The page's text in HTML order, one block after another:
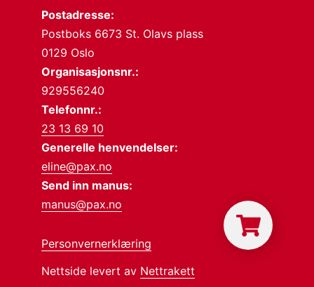
Postadresse:
Postboks 6673 St. Olavs plass
0129 Oslo
Organisasjonsnr.:
929556240
Telefonnr.:
23 13 69 10
Generelle henvendelser:
eline@pax.no
Send inn manus:
manus@pax.no
Personvernerklæring
Nettside levert av Nettrakett